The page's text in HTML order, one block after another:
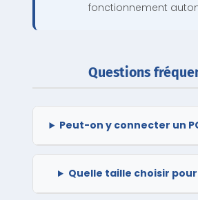
fonctionnement
Questions
Peut-on y connecter un
Quelle taille choisir pour